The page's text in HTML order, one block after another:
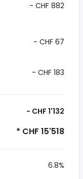
- CHF 882
- CHF 67
- CHF 183
- CHF 1'132
* CHF 15'518
6.8%